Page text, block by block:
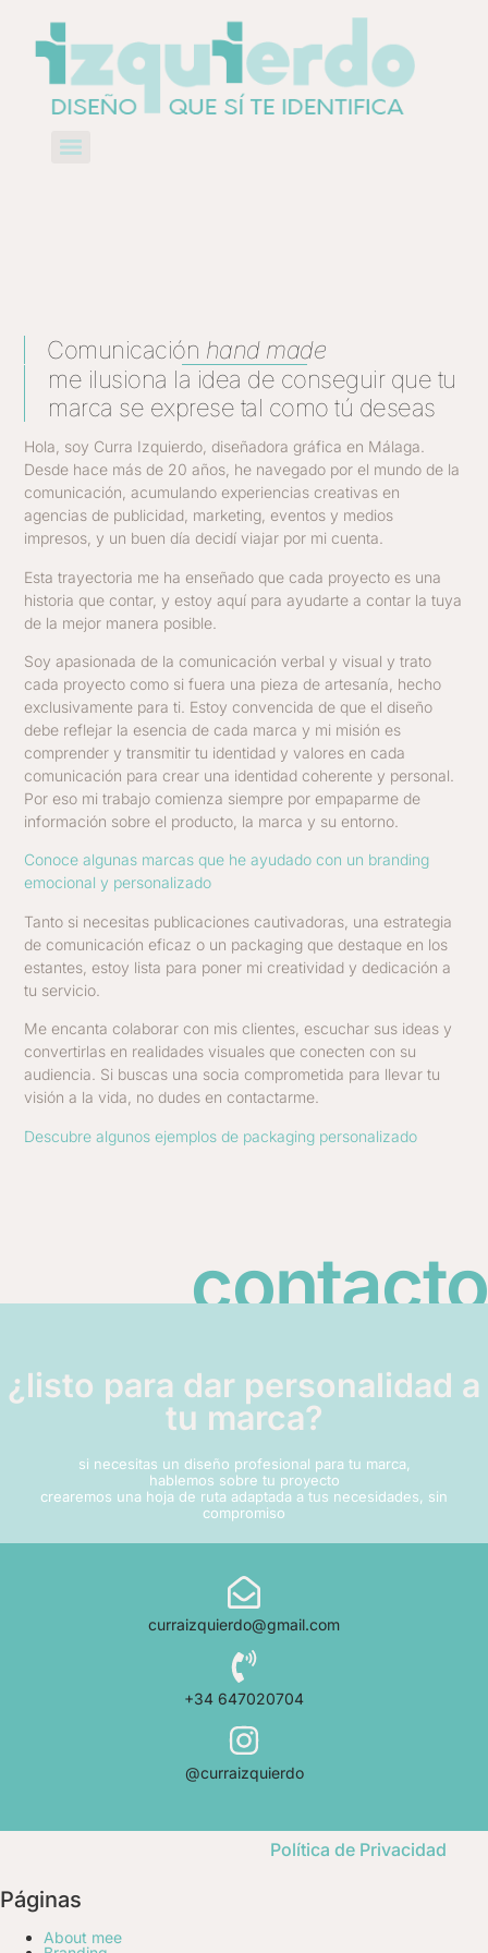
Comunicación hand made
me ilusiona la idea de conseguir que tu
marca se exprese tal como tú deseas
Hola, soy Curra Izquierdo, diseñadora gráfica en Málaga.
Desde hace más de 20 años, he navegado por el mundo de la
comunicación, acumulando experiencias creativas en
agencias de publicidad, marketing, eventos y medios
impresos, y un buen día decidí viajar por mi cuenta.
Esta trayectoria me ha enseñado que cada proyecto es una
historia que contar, y estoy aquí para ayudarte a contar la tuya
de la mejor manera posible.
Soy apasionada de la comunicación verbal y visual y trato
cada proyecto como si fuera una pieza de artesanía, hecho
exclusivamente para ti. Estoy convencida de que el diseño
debe reflejar la esencia de cada marca y mi misión es
comprender y transmitir tu identidad y valores en cada
comunicación para crear una identidad coherente y personal.
Por eso mi trabajo comienza siempre por empaparme de
información sobre el producto, la marca y su entorno.
Conoce algunas marcas que he ayudado con un branding
emocional y personalizado
Tanto si necesitas publicaciones cautivadoras, una estrategia
de comunicación eficaz o un packaging que destaque en los
estantes, estoy lista para poner mi creatividad y dedicación a
tu servicio.
Me encanta colaborar con mis clientes, escuchar sus ideas y
convertirlas en realidades visuales que conecten con su
audiencia. Si buscas una socia comprometida para llevar tu
visión a la vida, no dudes en contactarme.
Descubre algunos ejemplos de packaging personalizado
contacto
¿listo para dar personalidad a
tu marca?
si necesitas un diseño profesional para tu marca,
hablemos sobre tu proyecto
crearemos una hoja de ruta adaptada a tus necesidades, sin
compromiso
curraizquierdo@gmail.com
+34 647020704
@curraizquierdo
Política de Privacidad
Páginas
About mee